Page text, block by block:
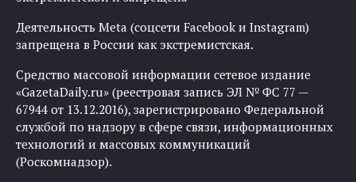
Деятельность Meta (соцсети Facebook и Instagram)
запрещена в России как экстремистская.
Средство массовой информации сетевое издание
«GazetaDaily.ru» (реестровая запись ЭЛ № ФС 77 —
67944 от 13.12.2016), зарегистрировано Федеральной
службой по надзору в сфере связи, информационных
технологий и массовых коммуникаций
(Роскомнадзор).